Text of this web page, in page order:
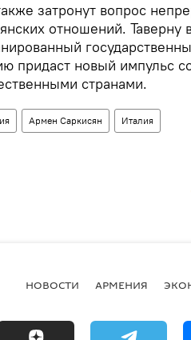
затронут вопрос
отношений. Таверну
придаст новый импульс
странами.
Армен Саркисян Италия
НОВОСТИ АРМЕНИЯ